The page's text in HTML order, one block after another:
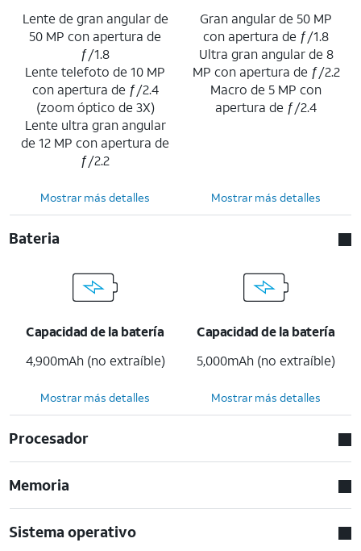
Lente de gran angular de
50 MP con apertura de
ƒ/1.8
Lente telefoto de 10 MP
con apertura de ƒ/2.4
(zoom óptico de 3X)
Lente ultra gran angular
de 12 MP con apertura de
ƒ/2.2
Gran angular de 50 MP
con apertura de ƒ/1.8
Ultra gran angular de 8
MP con apertura de ƒ/2.2
Macro de 5 MP con
apertura de ƒ/2.4
Mostrar más detalles Mostrar más detalles
Bateria
Capacidad de la batería
4,900mAh (no extraíble)
Capacidad de la batería
5,000mAh (no extraíble)
Mostrar más detalles Mostrar más detalles
Procesador
Memoria
Sistema operativo